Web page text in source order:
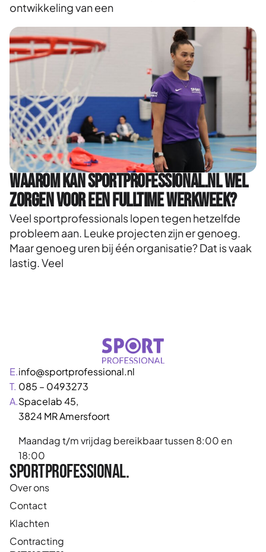
ontwikkeling van een
Waarom kan Sportprofessional.nl wel
zorgen voor een fulltime werkweek?
Veel sportprofessionals lopen tegen hetzelfde
probleem aan. Leuke projecten zijn er genoeg.
Maar genoeg uren bij één organisatie? Dat is vaak
lastig. Veel
E.
T.
A.
info@sportprofessional.nl
085 – 0493273
Spacelab 45,
3824 MR Amersfoort
Maandag t/m vrijdag bereikbaar tussen 8:00 en
18:00
Sportprofessional.
Over ons
Contact
Klachten
Contracting